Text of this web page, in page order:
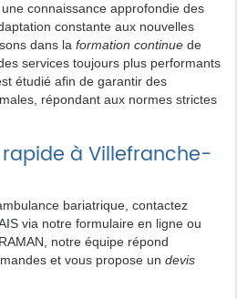
connaissance approfondie des
constante aux nouvelles
dans la formation continue de
services toujours plus performants
étudié afin de garantir des
répondant aux normes strictes
à Villefranche-
bariatrique, contactez
via notre formulaire en ligne ou
notre équipe répond
et vous propose un devis